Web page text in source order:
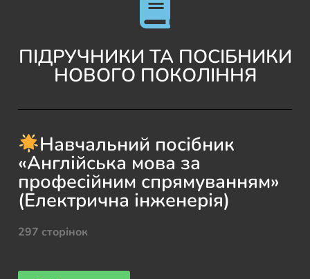
ПІДРУЧНИКИ ТА ПОСІБНИКИ
НОВОГО ПОКОЛІННЯ
Навчальний посібник
«Англійська мова за
професійним спрямуванням»
(Електрична інженерія)
297 сторінок